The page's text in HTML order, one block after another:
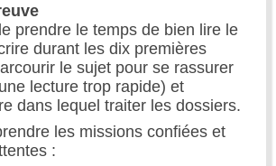
prendre le temps de bien lire le
durant les dix premières
le sujet pour se rassurer
lecture trop rapide) et
dans lequel traiter les dossiers.
les missions confiées et
: